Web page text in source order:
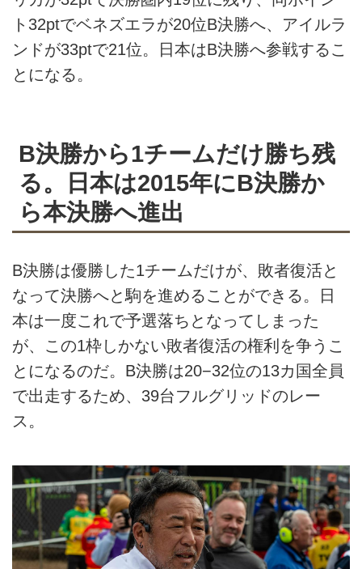
ト32ptでベネズエラが20位B決勝へ、アイルラ
ンドが33ptで21位。日本はB決勝へ参戦するこ
とになる。
B決勝から1チームだけ勝ち残
る。日本は2015年にB決勝か
ら本決勝へ進出
B決勝は優勝した1チームだけが、敗者復活と
なって決勝へと駒を進めることができる。日
本は一度これで予選落ちとなってしまった
が、この1枠しかない敗者復活の権利を争うこ
とになるのだ。B決勝は20−32位の13カ国全員
で出走するため、39台フルグリッドのレー
ス。